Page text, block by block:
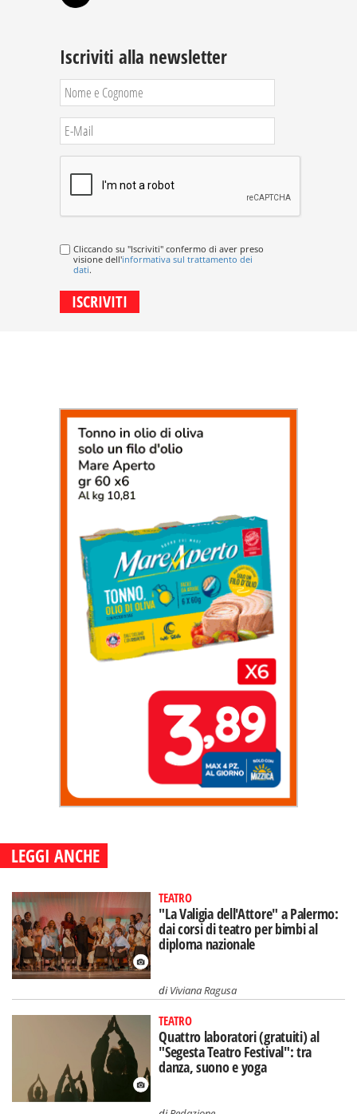
Iscriviti alla newsletter
Cliccando su "Iscriviti" confermo di aver preso
visione dell'informativa sul trattamento dei
dati.
LEGGI ANCHE
TEATRO
"La Valigia dell'Attore" a Palermo:
dai corsi di teatro per bimbi al
diploma nazionale
diViviana Ragusa
TEATRO
Quattro laboratori (gratuiti) al
"Segesta Teatro Festival": tra
danza, suono e yoga